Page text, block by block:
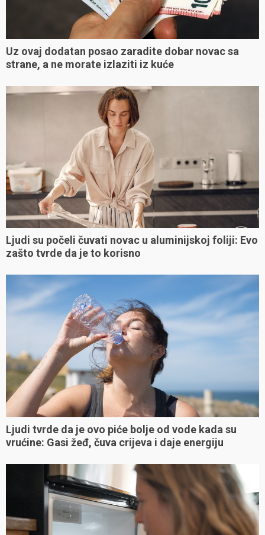
Uz ovaj dodatan posao zaradite dobar novac sa
strane, a ne morate izlaziti iz kuće
Ljudi su počeli čuvati novac u aluminijskoj foliji: Evo
zašto tvrde da je to korisno
Ljudi tvrde da je ovo piće bolje od vode kada su
vrućine: Gasi žeđ, čuva crijeva i daje energiju